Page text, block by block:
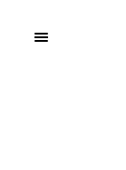
Quai10